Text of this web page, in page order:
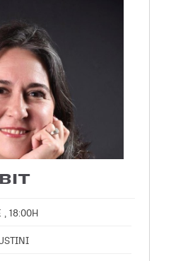
, 18:00H